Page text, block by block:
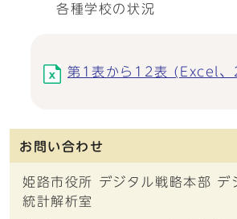
各種学校の状況
第1表から12表 (Excel
お問い合わせ
姫路市役所 デジタル戦略本部
統計解析室